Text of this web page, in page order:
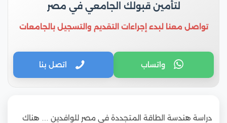
لتأمين قبولك الجامعي في مصر
تواصل معنا لبدء إجراءات التقديم والتسجيل بالجامعات
واتساب اتصل بنا
دراسة هندسة الطاقة المتجددة في مصر للوافدين … هناك